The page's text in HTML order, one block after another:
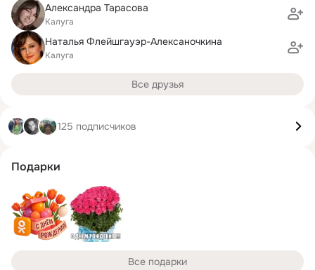
Александра Тарасова
Калуга
Наталья Флейшгауэр-Алексаночкина
Калуга
Все друзья
125 подписчиков
Подарки
Все подарки